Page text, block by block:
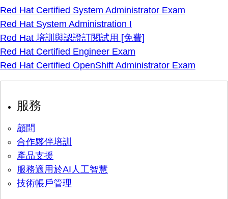
Red Hat Certified System Administrator Exam
Red Hat System Administration I
Red Hat 培訓與認證訂閱試用 [免費]
Red Hat Certified Engineer Exam
Red Hat Certified OpenShift Administrator Exam
服務
顧問
合作夥伴培訓
產品支援
服務適用於AI人工智慧
技術帳戶管理